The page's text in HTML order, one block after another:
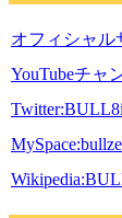
オフィシャル
YouTubeチャ